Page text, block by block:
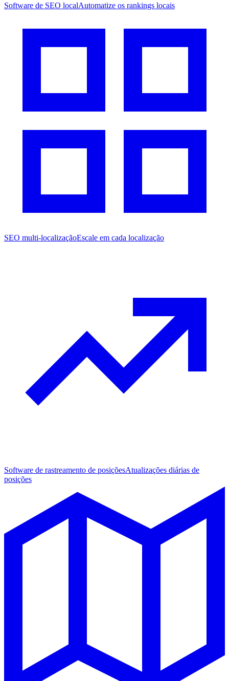
Software de SEO localAutomatize os rankings locais
SEO multi-localizaçãoEscale em cada localização
Software de rastreamento de posiçõesAtualizações diárias de
posições